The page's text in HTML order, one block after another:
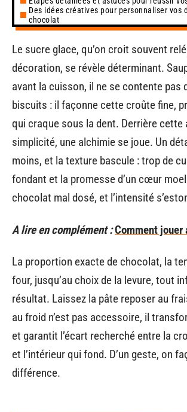
Des idées créatives pour personnaliser vos
chocolat
Le sucre glace, qu’on croit souvent
décoration, se révèle déterminant.
avant la cuisson, il ne se contente pas
biscuits : il façonne cette croûte fine,
qui craque sous la dent. Derrière cette
simplicité, une alchimie se joue. Un
moins, et la texture bascule : trop de
fondant et la promesse d’un cœur
chocolat mal dosé, et l’intensité
A lire en complément :Comment jouer
La proportion exacte de chocolat, la
four, jusqu’au choix de la levure, tout
résultat. Laissez la pâte reposer au
au froid n’est pas accessoire, il
et garantit l’écart recherché entre la
et l’intérieur qui fond. D’un geste, on
différence.